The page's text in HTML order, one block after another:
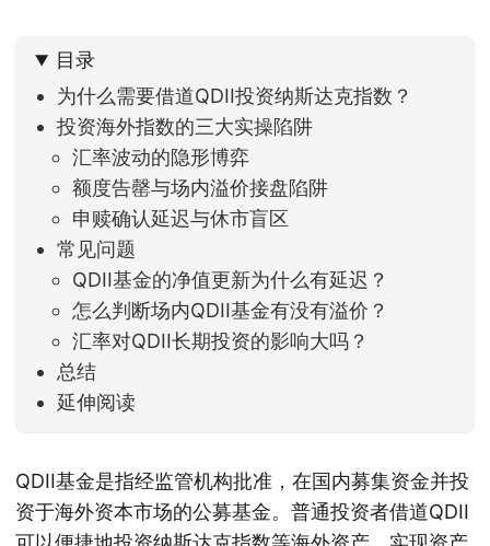
家感受到了春天般的暖风。指数涨了百点，交易额
回暖到2
目录
为什么需要借道QDII投资纳斯达克指数？
投资海外指数的三大实操陷阱
汇率波动的隐形博弈
额度告罄与场内溢价接盘陷阱
申赎确认延迟与休市盲区
常见问题
QDII基金的净值更新为什么有延迟？
怎么判断场内QDII基金有没有溢价？
汇率对QDII长期投资的影响大吗？
总结
延伸阅读
QDII基金是指经监管机构批准，在国内募集资金并投
资于海外资本市场的公募基金。普通投资者借道QDII